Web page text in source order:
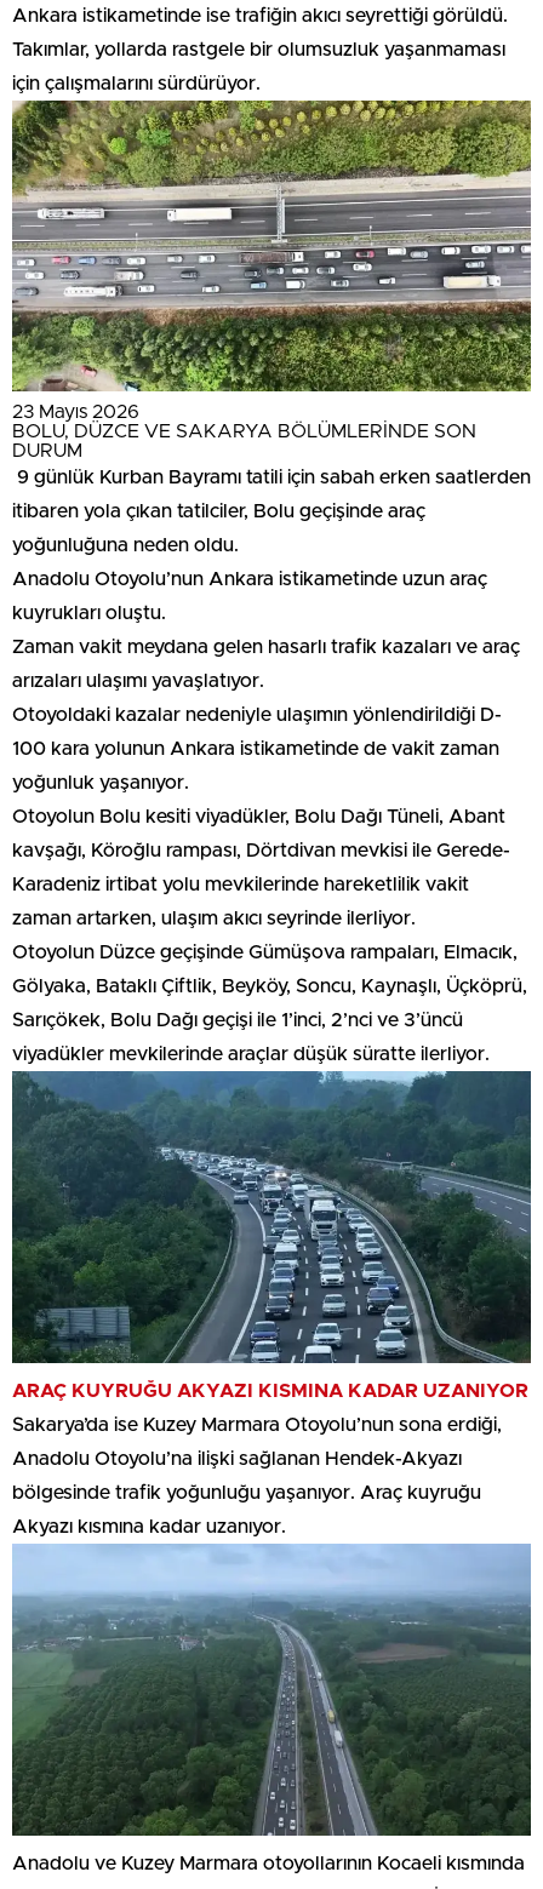
Ankara istikametinde ise trafiğin akıcı seyrettiği görüldü.
Takımlar, yollarda rastgele bir olumsuzluk yaşanmaması
için çalışmalarını sürdürüyor.
23 Mayıs 2026
BOLU, DÜZCE VE SAKARYA BÖLÜMLERİNDE SON
DURUM
9 günlük Kurban Bayramı tatili için sabah erken saatlerden
itibaren yola çıkan tatilciler, Bolu geçişinde araç
yoğunluğuna neden oldu.
Anadolu Otoyolu’nun Ankara istikametinde uzun araç
kuyrukları oluştu.
Zaman vakit meydana gelen hasarlı trafik kazaları ve araç
arızaları ulaşımı yavaşlatıyor.
Otoyoldaki kazalar nedeniyle ulaşımın yönlendirildiği D-
100 kara yolunun Ankara istikametinde de vakit zaman
yoğunluk yaşanıyor.
Otoyolun Bolu kesiti viyadükler, Bolu Dağı Tüneli, Abant
kavşağı, Köroğlu rampası, Dörtdivan mevkisi ile Gerede-
Karadeniz irtibat yolu mevkilerinde hareketlilik vakit
zaman artarken, ulaşım akıcı seyrinde ilerliyor.
Otoyolun Düzce geçişinde Gümüşova rampaları, Elmacık,
Gölyaka, Bataklı Çiftlik, Beyköy, Soncu, Kaynaşlı, Üçköprü,
Sarıçökek, Bolu Dağı geçişi ile 1’inci, 2’nci ve 3’üncü
viyadükler mevkilerinde araçlar düşük süratte ilerliyor.
ARAÇ KUYRUĞU AKYAZI KISMINA KADAR UZANIYOR
Sakarya’da ise Kuzey Marmara Otoyolu’nun sona erdiği,
Anadolu Otoyolu’na ilişki sağlanan Hendek-Akyazı
bölgesinde trafik yoğunluğu yaşanıyor. Araç kuyruğu
Akyazı kısmına kadar uzanıyor.
Anadolu ve Kuzey Marmara otoyollarının Kocaeli kısmında